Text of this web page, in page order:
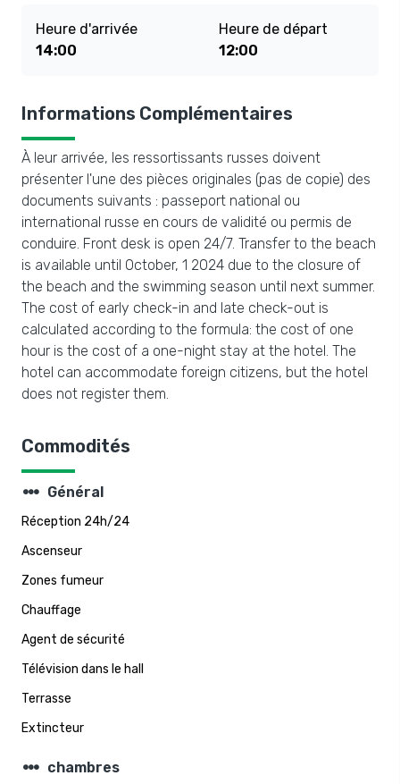
Heure d'arrivée
14:00
Heure de départ
12:00
Informations Complémentaires
À leur arrivée, les ressortissants russes doivent
présenter l'une des pièces originales (pas de copie) des
documents suivants : passeport national ou
international russe en cours de validité ou permis de
conduire. Front desk is open 24/7. Transfer to the beach
is available until October, 1 2024 due to the closure of
the beach and the swimming season until next summer.
The cost of early check-in and late check-out is
calculated according to the formula: the cost of one
hour is the cost of a one-night stay at the hotel. The
hotel can accommodate foreign citizens, but the hotel
does not register them.
Commodités
steppers Général
Réception 24h/24
Ascenseur
Zones fumeur
Chauffage
Agent de sécurité
Télévision dans le hall
Terrasse
Extincteur
steppers chambres